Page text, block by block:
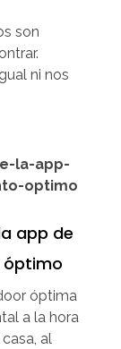
son
ni nos
app de
óptimo
óptima
a la hora
al